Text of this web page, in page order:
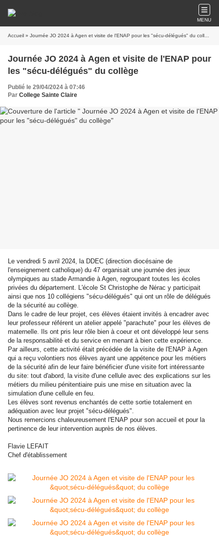
MENU
Accueil » Journée JO 2024 à Agen et visite de l'ENAP pour les "sécu-délégués" du collège
Journée JO 2024 à Agen et visite de l'ENAP pour
les "sécu-délégués" du collège
Publié le 29/04/2024 à 07:46
Par College Sainte Claire
Le vendredi 5 avril 2024, la DDEC (direction diocésaine de
l'enseignement catholique) du 47 organisait une journée des jeux
olympiques au stade Armandie à Agen, regroupant toutes les écoles
privées du département. L'école St Christophe de Nérac y participait
ainsi que nos 10 collégiens "sécu-délégués" qui ont un rôle de délégués
de la sécurité au collège.
Dans le cadre de leur projet, ces élèves étaient invités à encadrer avec
leur professeur référent un atelier appelé "parachute" pour les élèves de
maternelle. Ils ont pris leur rôle bien à coeur et ont développé leur sens
de la responsabilité et du service en menant à bien cette expérience.
Par ailleurs, cette activité était précédée de la visite de l'ENAP à Agen
qui a reçu volontiers nos élèves ayant une appétence pour les métiers
de la sécurité afin de leur faire bénéficier d'une visite fort intéressante
du site: tout d'abord, la visite d'une cellule avec des explications sur les
métiers du milieu pénitentiaire puis une mise en situation avec la
simulation d'une cellule en feu.
Les élèves sont revenus enchantés de cette sortie totalement en
adéquation avec leur projet "sécu-délégués".
Nous remercions chaleureusement l'ENAP pour son accueil et pour la
pertinence de leur intervention auprès de nos élèves.
Flavie LEFAIT
Chef d'établissement